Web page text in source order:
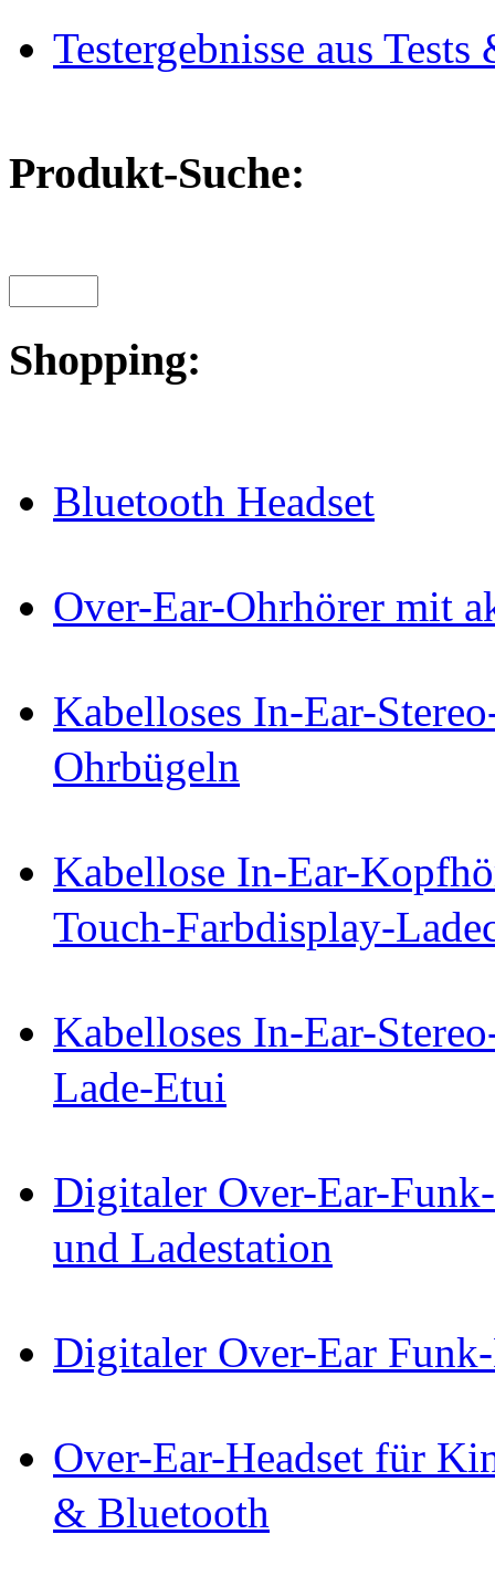
Testergebnisse aus
Produkt-Suche:
Shopping:
Bluetooth Headset
Over-Ear-Ohrhörer mit
Kabelloses In-Ear-
Ohrbügeln
Kabellose In-Ear-
Touch-Farbdisplay-
Kabelloses In-Ear-
Lade-Etui
Digitaler Over-Ear-
und Ladestation
Digitaler Over-Ear
Over-Ear-Headset für
& Bluetooth